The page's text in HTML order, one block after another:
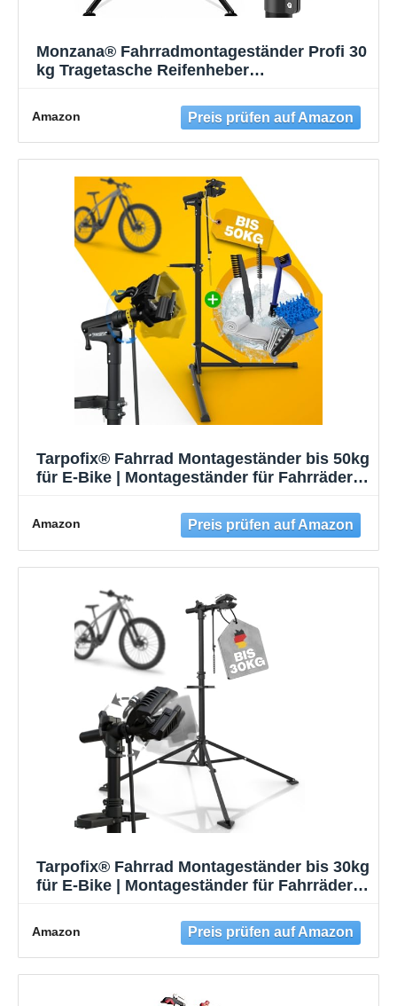
Monzana® Fahrradmontageständer Profi 30
kg Tragetasche Reifenheber
höhenverstellbar Reparaturständer Fahrrad
Amazon
Tarpofix® Fahrrad Montageständer bis 50kg
für E-Bike | Montageständer für Fahrräder |
Schwerlast Fahrradhalter Ebike |
Fahrradständer Reparatur & Wartung | Bike
Stand
Amazon
Tarpofix® Fahrrad Montageständer bis 30kg
für E-Bike | Montageständer für Fahrräder |
Schwerlast Fahrradhalter Ebike |
Fahrradständer Reparatur & Wartung | Bike
Stand
Amazon